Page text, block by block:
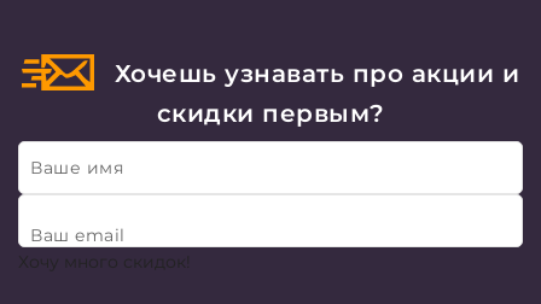
Хочешь узнавать про акции и
скидки первым?
Ваше имя
Ваш email
Хочу много скидок!